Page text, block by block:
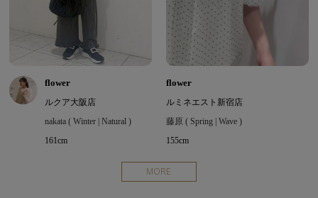
flower
ルクア大阪店
nakata ( Winter | Natural )
161cm
flower
ルミネエスト新宿店
藤原 ( Spring | Wave )
155cm
MORE